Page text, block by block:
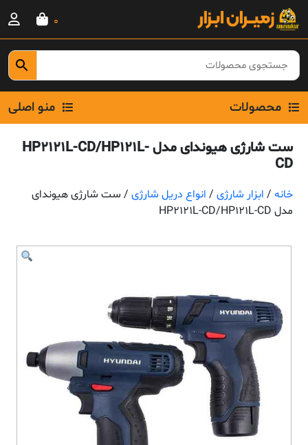
Skip
content
0
محصولات منو اصلی
ست شارژی هیوندای مدل HP2121L-CD/HP121L-
CD
خانه / ابزار شارژی / انواع دریل شارژی / ست شارژی هیوندای
مدل HP2121L-CD/HP121L-CD